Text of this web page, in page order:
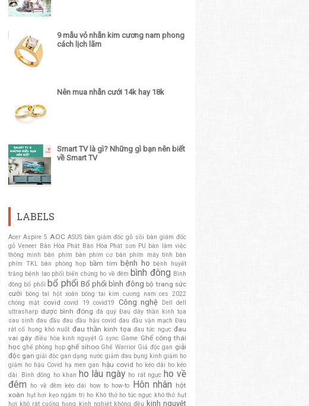
9 mẫu vỏ nhẫn kim cương nam phong
cách lịch lãm
Nên mua nhẫn cưới 14k hay 18k
Smart TV là gì? Những gì bạn nên biết
về Smart TV
LABELS
Acer Aspire 5 AOC ASUS bàn giám đốc gỗ sồi bàn giám đốc
gỗ Veneer Bàn Hòa Phát Bàn Hòa Phát sơn PU bàn làm việc
thông minh bàn phím bàn phím cơ bàn phím máy tính bàn
phím TKL bàn phòng họp bầm tím bệnh ho bệnh huyết
trắng bệnh lao phổi biến chứng ho về đêm bình đông Bình
đông bổ phổi bổ phổi Bổ phổi bình đông bộ trang sức
cưới
bông tai hột xoàn bông tai kim cương nam ces 2022
chóng mặt
covid covid 19 covid19 Công nghệ Dell dell
ultrasharp dược bình đông đá quý Đau dây thần kinh tọa
sau sinh đau đầu đau đầu hậu covid đau đầu vận mạch Đau
rát cổ họng khó nuốt đau thần kinh tọa đau tức ngực đau
vai gáy điều hòa kinh nguyệt G sync Game Ghế công thái
học ghế phòng họp ghế sihoo Ghế Warrior Giả độc gan giải
độc gan giải độc gan dạng nước giảm đau bụng kinh giảm ho
giảm ho hậu Covid hạ men gan hậu covid ho kéo dài ho kéo
dài. Bình đông ho khan ho lâu ngày ho rát ngực ho về
đêm
ho về đêm kéo dài how to how-to Hôn nhân hột
xoàn hụt hơi kẹo ngậm trị ho Khó thở ho tức ngực khó thở hụt
hơi khô rát cuống họng kinh nghiệt không đều kinh nguyệt